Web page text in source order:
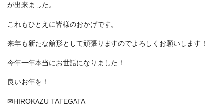
が出来ました。
これもひとえに皆様のおかげです。
来年も新たな舘形として頑張りますのでよろしくお願いします！
今年一年本当にお世話になりました！
良いお年を！
✉HIROKAZU TATEGATA